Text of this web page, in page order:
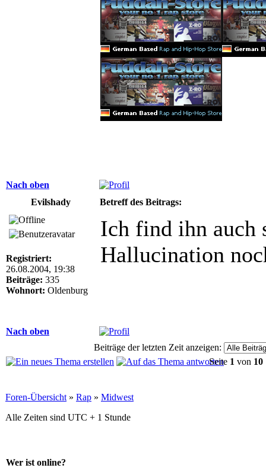
Nach oben
Evilshady
Betreff des Beitrags:
Registriert:
26.08.2004, 19:38
Beiträge: 335
Wohnort: Oldenburg
Ich find ihn auch
Hallucination
Nach oben
Beiträge der letzten Zeit anzeigen:
Seite 1 von 10
Foren-Übersicht » Rap » Midwest
Alle Zeiten sind UTC + 1 Stunde
Wer ist online?